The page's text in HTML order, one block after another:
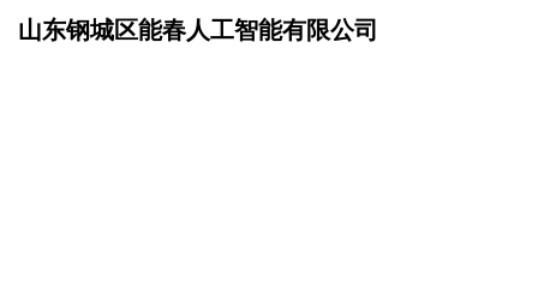
山东钢城区能春人工智能有限公司